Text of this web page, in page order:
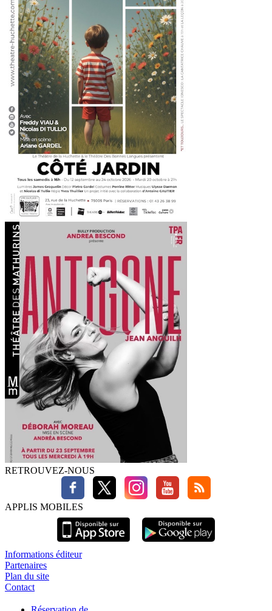
RETROUVEZ-NOUS
APPLIS MOBILES
Informations éditeur
Partenaires
Plan du site
Contact